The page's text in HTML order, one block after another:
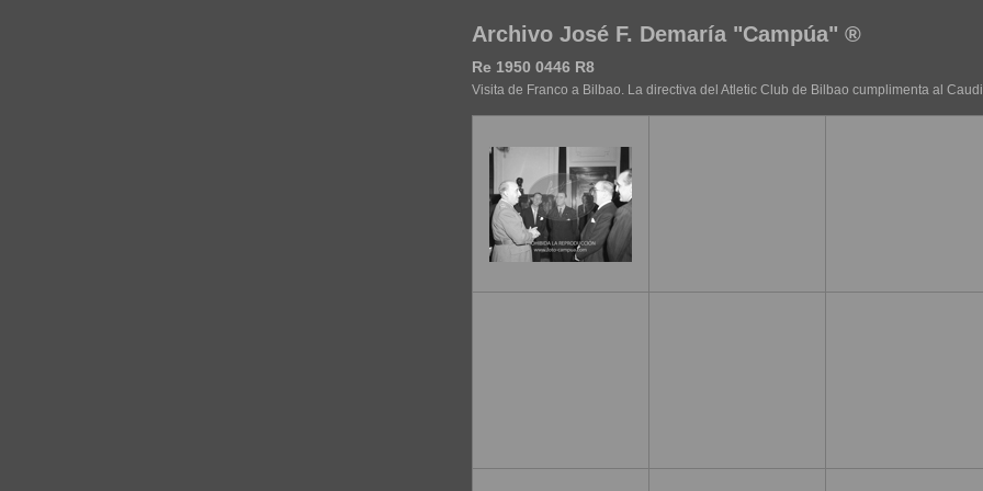
Archivo José F. Demaría "Campúa" ®
Re 1950 0446 R8
Visita de Franco a Bilbao. La directiva del Atletic Club de Bilbao cumplimenta al